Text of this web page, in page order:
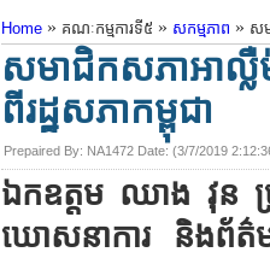
Home » គណៈកម្មការទី៥ » សកម្មភាព » ស
សមាជិកសភាអាល្
ពីរដ្ឋសភាកម្ពុជា
Prepaired By: NA1472 ​ Date: (3/7/2019
ឯកឧត្តម​ ឈាង វុន​ ប្រ
ឃោសនាការ និងព័ត៌ម